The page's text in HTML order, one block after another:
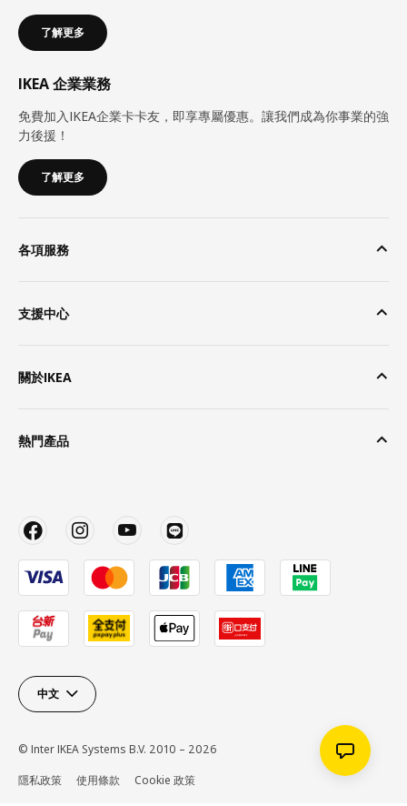
了解更多
IKEA 企業業務
免費加入IKEA企業卡卡友，即享專屬優惠。讓我們成為你事業的強
力後援！
了解更多
各項服務
支援中心
關於IKEA
熱門產品
中文
© Inter IKEA Systems B.V. 2010 – 2026
隱私政策
使用條款 Cookie 政策